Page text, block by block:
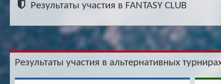
Результаты участия в FANTASY CLUB
Результаты участия в альтернативных